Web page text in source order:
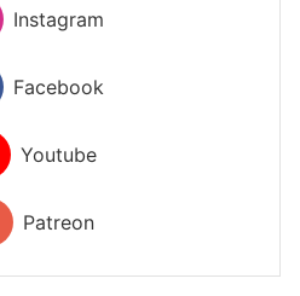
Instagram
Facebook
Youtube
Patreon